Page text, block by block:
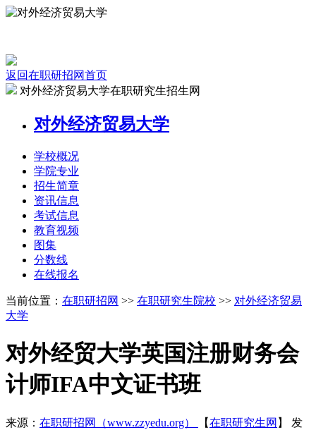
返回在职研招网首页
对外经济贸易大学在职研究生招生网
对外经济贸易大学
学校概况
学院专业
招生简章
资讯信息
考试信息
教育视频
图集
分数线
在线报名
当前位置： 在职研招网 >> 在职研究生院校 >> 对外经济贸易
大学
对外经贸大学英国注册财务会
计师IFA中文证书班
来源： 在职研招网（www.zzyedu.org） 【在职研究生网 】
发